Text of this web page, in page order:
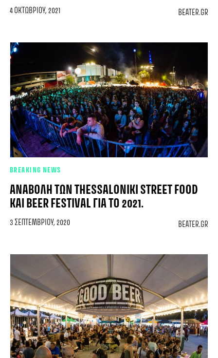
4 ΟΚΤΩΒΡΊΟΥ, 2021 BEATER.GR
BREAKING NEWS
ΑΝΑΒΟΛΉ ΤΩΝ THESSALONIKI STREET FOOD
ΚΑΙ BEER FESTIVAL ΓΙΑ ΤΟ 2021.
3 ΣΕΠΤΕΜΒΡΊΟΥ, 2020 BEATER.GR